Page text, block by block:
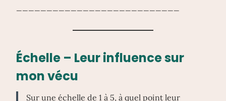
Échelle – Leur influence sur
mon vécu
Sur une échelle de 1 à 5, à quel point leur